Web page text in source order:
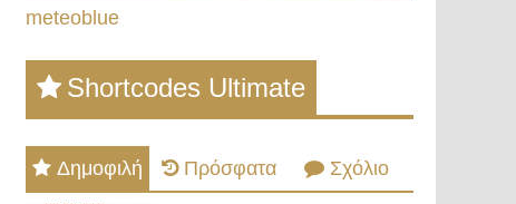
meteoblue
Shortcodes Ultimate
Δημοφιλή Πρόσφατα Σχόλιο